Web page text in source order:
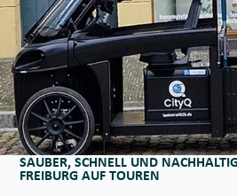
SAUBER, SCHNELL UND
FREIBURG AUF TOUREN